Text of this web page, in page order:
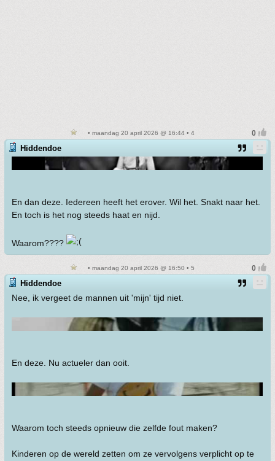
• maandag 20 april 2026 @ 16:44 • 4
Hiddendoe
En dan deze. Iedereen heeft het erover. Wil het. Snakt naar het.
En toch is het nog steeds haat en nijd.
Waarom????
• maandag 20 april 2026 @ 16:50 • 5
Hiddendoe
Nee, ik vergeet de mannen uit 'mijn' tijd niet.
En deze. Nu actueler dan ooit.
Waarom toch steeds opnieuw die zelfde fout maken?
Kinderen op de wereld zetten om ze vervolgens verplicht op te